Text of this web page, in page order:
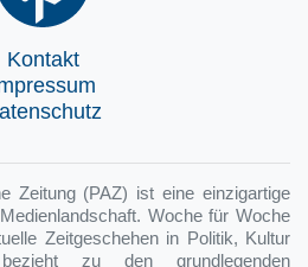
Kontakt
Zeitung (PAZ) ist eine einzigartige
Woche für Woche
Zeitgeschehen in Politik, Kultur
zu den grundlegenden